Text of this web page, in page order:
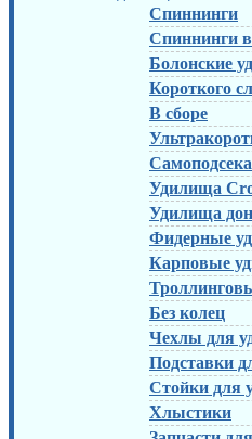
Спиннинги
Спиннинги в
Болонские
Короткого
В сборе
Удилища
Удилища
Фидерные
Карповые
Без колец
Чехлы для
Подставки
Стойки для
Хлыстики